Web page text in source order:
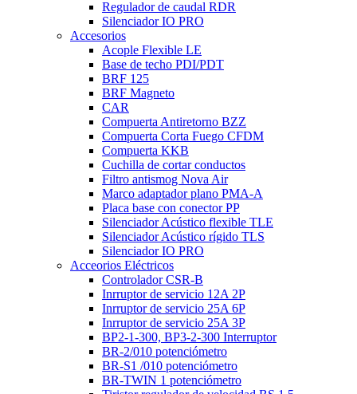
Regulador de caudal RDR
Silenciador IO PRO
Accesorios
Acople Flexible LE
Base de techo PDI/PDT
BRF 125
BRF Magneto
CAR
Compuerta Antiretorno BZZ
Compuerta Corta Fuego CFDM
Compuerta KKB
Cuchilla de cortar conductos
Filtro antismog Nova Air
Marco adaptador plano PMA-A
Placa base con conector PP
Silenciador Acústico flexible TLE
Silenciador Acústico rígido TLS
Silenciador IO PRO
Acceorios Eléctricos
Controlador CSR-B
Inrruptor de servicio 12A 2P
Inrruptor de servicio 25A 6P
Inrruptor de servicio 25A 3P
BP2-1-300, BP3-2-300 Interruptor
BR-2/010 potenciómetro
BR-S1 /010 potenciómetro
BR-TWIN 1 potenciómetro